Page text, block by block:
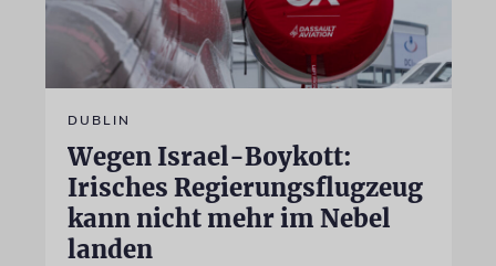
DUBLIN
Wegen Israel-Boykott:
Irisches Regierungsflugzeug
kann nicht mehr im Nebel
landen